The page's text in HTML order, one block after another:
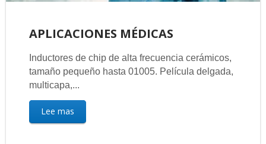
APLICACIONES MÉDICAS
Inductores de chip de alta frecuencia cerámicos,
tamaño pequeño hasta 01005. Película delgada,
multicapa,...
Lee mas